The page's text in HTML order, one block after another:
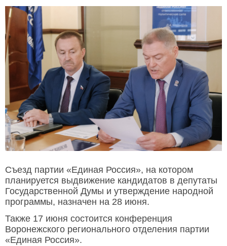
Съезд партии «Единая Россия», на котором
планируется выдвижение кандидатов в депутаты
Государственной Думы и утверждение народной
программы, назначен на 28 июня.
Также 17 июня состоится конференция
Воронежского регионального отделения партии
«Единая Россия».